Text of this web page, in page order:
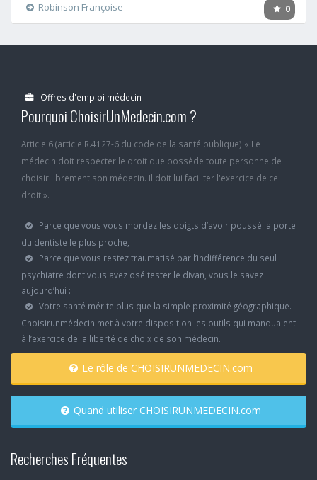
0
Robinson Françoise
Offres d'emploi médecin
Pourquoi ChoisirUnMedecin.com ?
Article 6 (article R.4127-6 du code de la santé publique) « Le
médecin doit respecter le droit que possède toute personne de
choisir librement son médecin. Il doit lui faciliter l'exercice de ce
droit ».
Parce que vous vous mordez les doigts d’avoir poussé la porte
du dentiste le plus proche,
Parce que vous restez traumatisé par l’indifférence du seul
psychiatre dont vous avez osé tester le divan, vous le savez
aujourd’hui :
Votre santé mérite plus que la simple proximité géographique.
Choisirunmédecin met à votre disposition les outils qui manquaient
à l’exercice de la liberté de choix de son médecin.
Le rôle de CHOISIRUNMEDECIN.com
Quand utiliser CHOISIRUNMEDECIN.com
Recherches Fréquentes